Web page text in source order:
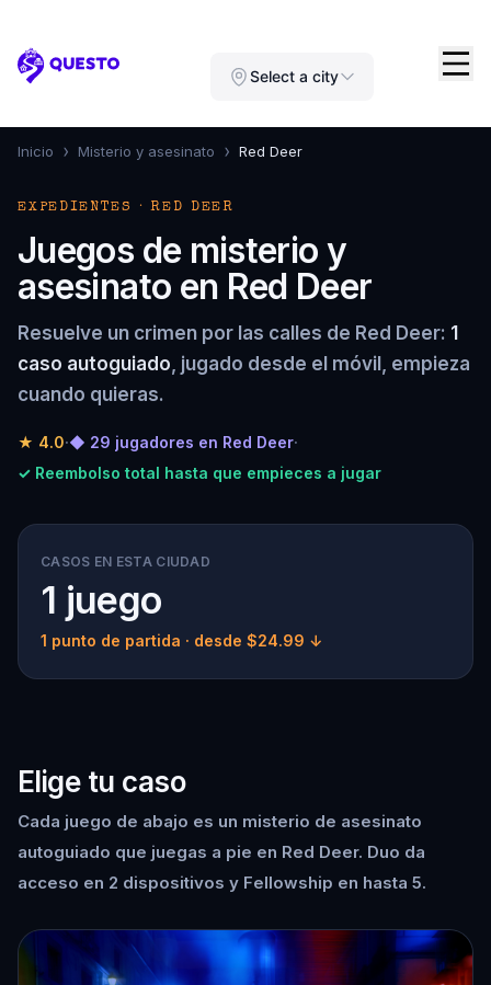
Questo Select a city
Inicio › Misterio y asesinato › Red Deer
EXPEDIENTES · RED DEER
Juegos de misterio y
asesinato en Red Deer
Resuelve un crimen por las calles de Red Deer: 1
caso autoguiado, jugado desde el móvil, empieza
cuando quieras.
★ 4.0·◆ 29 jugadores en Red Deer·
✓ Reembolso total hasta que empieces a jugar
CASOS EN ESTA CIUDAD
1 juego
1 punto de partida · desde $24.99 ↓
Elige tu caso
Cada juego de abajo es un misterio de asesinato
autoguiado que juegas a pie en Red Deer. Duo da
acceso en 2 dispositivos y Fellowship en hasta 5.